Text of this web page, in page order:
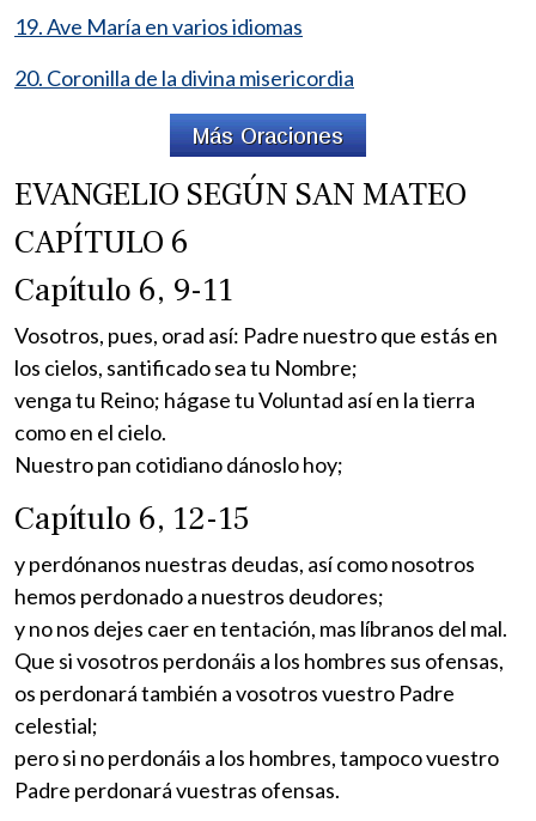
19. Ave María en varios idiomas
20. Coronilla de la divina misericordia
EVANGELIO SEGÚN SAN MATEO
CAPÍTULO 6
Capítulo 6, 9-11
Vosotros, pues, orad así: Padre nuestro que estás en
los cielos, santificado sea tu Nombre;
venga tu Reino; hágase tu Voluntad así en la tierra
como en el cielo.
Nuestro pan cotidiano dánoslo hoy;
Capítulo 6, 12-15
y perdónanos nuestras deudas, así como nosotros
hemos perdonado a nuestros deudores;
y no nos dejes caer en tentación, mas líbranos del mal.
Que si vosotros perdonáis a los hombres sus ofensas,
os perdonará también a vosotros vuestro Padre
celestial;
pero si no perdonáis a los hombres, tampoco vuestro
Padre perdonará vuestras ofensas.